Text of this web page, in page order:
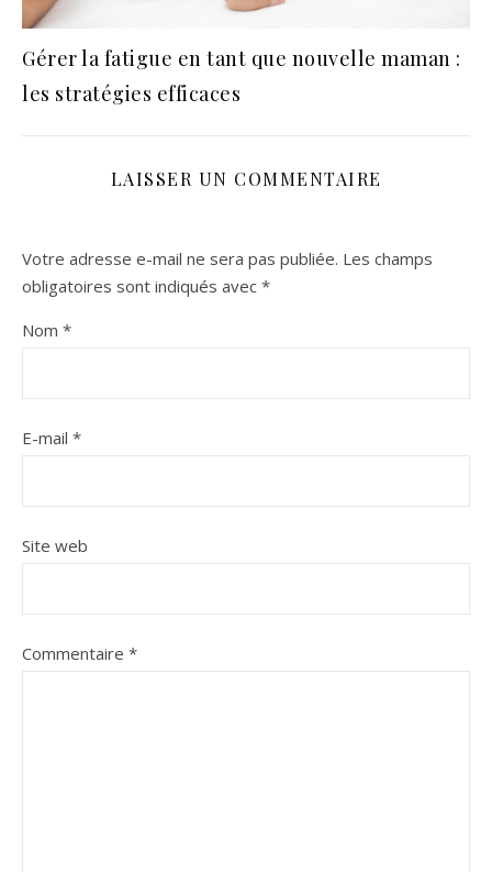
Gérer la fatigue en tant que nouvelle maman :
les stratégies efficaces
LAISSER UN COMMENTAIRE
Votre adresse e-mail ne sera pas publiée. Les champs
obligatoires sont indiqués avec *
Nom *
E-mail *
Site web
Commentaire *